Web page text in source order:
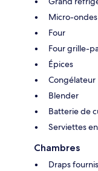
Micro-ondes
Four
Four grille-
Épices
Congélateur
Blender
Batterie de
Serviettes
Chambres
Draps fournis